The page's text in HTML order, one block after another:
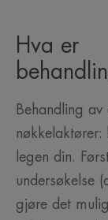
Hva er
Behandling
legen din.
undersøkelse
gjøre det